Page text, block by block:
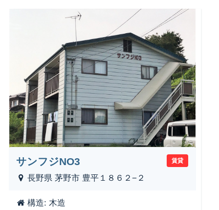
賃貸
サンフジNO3
長野県 茅野市 豊平１８６２−２
構造: 木造